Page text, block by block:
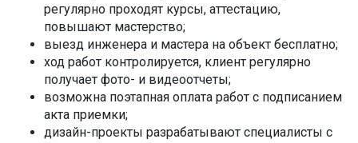
регулярно проходят курсы, аттестацию,
повышают мастерство;
выезд инженера и мастера на объект бесплатно;
ход работ контролируется, клиент регулярно
получает фото- и видеоотчеты;
возможна поэтапная оплата работ с подписанием
акта приемки;
дизайн-проекты разрабатывают специалисты с